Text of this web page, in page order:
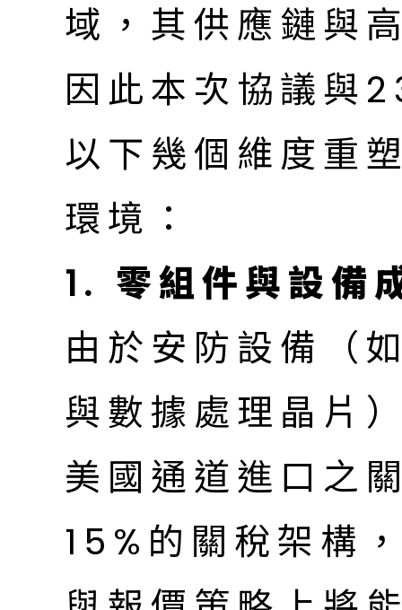
域，其供應鏈與
因此本次協議與
以下幾個維度重
環境：
1. 零組件與設備
由於安防設備（
與數據處理晶片
美國通道進口之
15%的關稅架構